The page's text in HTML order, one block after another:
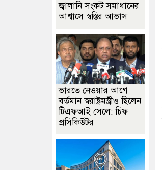
জ্বালানি সংকট সমাধানের
আশ্বাসে স্বস্তির আভাস
ভারতে নেওয়ার আগে
বর্তমান স্বরাষ্ট্রমন্ত্রীও ছিলেন
টিএফআই সেলে: চিফ
প্রসিকিউটর